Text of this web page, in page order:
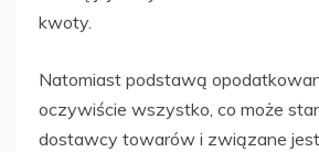
kwoty.
Natomiast podstawą
oczywiście wszystko, co może
dostawcy towarów i związane